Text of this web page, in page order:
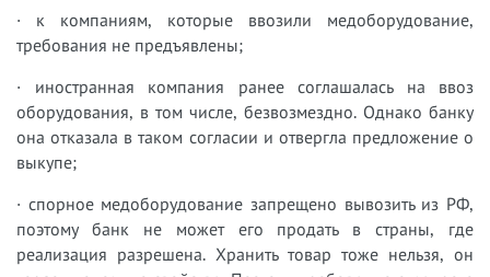
· к компаниям, которые ввозили медоборудование,
требования не предъявлены;
· иностранная компания ранее соглашалась на ввоз
оборудования, в том числе, безвозмездно. Однако банку
она отказала в таком согласии и отвергла предложение о
выкупе;
· спорное медоборудование запрещено вывозить из РФ,
поэтому банк не может его продать в страны, где
реализация разрешена. Хранить товар тоже нельзя, он